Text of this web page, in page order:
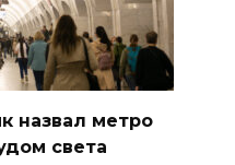
назвал метро
света